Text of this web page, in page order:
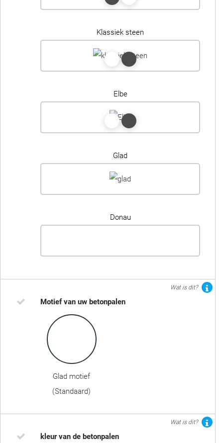
Klassiek steen
Elbe
Glad
Donau
Wat is dit?
Motief van uw betonpalen
Glad motief
(Standaard)
Wat is dit?
kleur van de betonpalen